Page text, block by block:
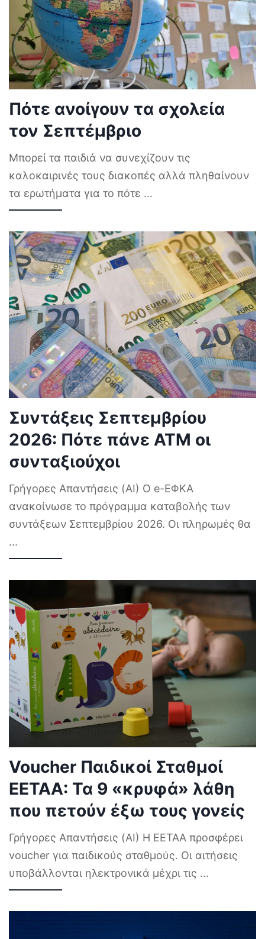
Πότε ανοίγουν τα σχολεία
τον Σεπτέμβριο
Μπορεί τα παιδιά να συνεχίζουν τις
καλοκαιρινές τους διακοπές αλλά πληθαίνουν
τα ερωτήματα για το πότε ...
Συντάξεις Σεπτεμβρίου
2026: Πότε πάνε ΑΤΜ οι
συνταξιούχοι
Γρήγορες Απαντήσεις (AI) Ο e-ΕΦΚΑ
ανακοίνωσε το πρόγραμμα καταβολής των
συντάξεων Σεπτεμβρίου 2026. Οι πληρωμές θα
...
Voucher Παιδικοί Σταθμοί
ΕΕΤΑΑ: Τα 9 «κρυφά» λάθη
που πετούν έξω τους γονείς
Γρήγορες Απαντήσεις (AI) Η ΕΕΤΑΑ προσφέρει
voucher για παιδικούς σταθμούς. Οι αιτήσεις
υποβάλλονται ηλεκτρονικά μέχρι τις ...